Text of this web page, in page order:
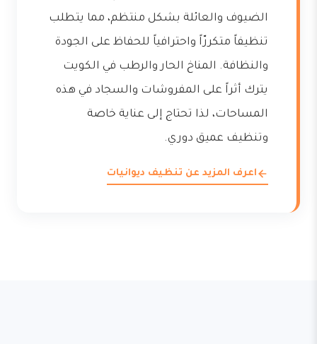
الضيوف والعائلة بشكل منتظم، مما يتطلب
تنظيفاً متكررّاً واحترافياً للحفاظ على الجودة
والنظافة. المناخ الحار والرطب في الكويت
يترك أثراً على المفروشات والسجاد في هذه
المساحات، لذا تحتاج إلى عناية خاصة
وتنظيف عميق دوري.
اعرف المزيد عن تنظيف ديوانيات